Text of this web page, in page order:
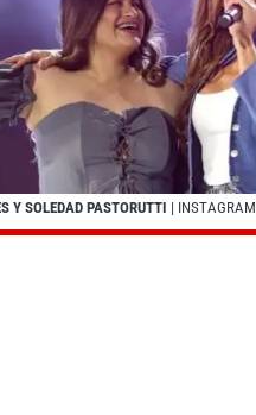
Y SOLEDAD PASTORUTTI | INSTAGRAM